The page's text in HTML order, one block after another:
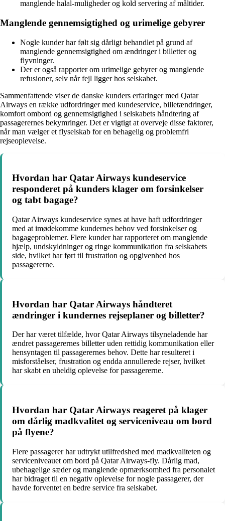
manglende halal-muligheder og kold servering af måltider.
Manglende gennemsigtighed og urimelige gebyrer
Nogle kunder har følt sig dårligt behandlet på grund af
manglende gennemsigtighed om ændringer i billetter og
flyvninger.
Der er også rapporter om urimelige gebyrer og manglende
refusioner, selv når fejl ligger hos selskabet.
Sammenfattende viser de danske kunders erfaringer med Qatar
Airways en række udfordringer med kundeservice, billetændringer,
komfort ombord og gennemsigtighed i selskabets håndtering af
passagerernes bekymringer. Det er vigtigt at overveje disse faktorer,
når man vælger et flyselskab for en behagelig og problemfri
rejseoplevelse.
Hvordan har Qatar Airways kundeservice
responderet på kunders klager om forsinkelser
og tabt bagage?
Qatar Airways kundeservice synes at have haft udfordringer
med at imødekomme kundernes behov ved forsinkelser og
bagageproblemer. Flere kunder har rapporteret om manglende
hjælp, undskyldninger og ringe kommunikation fra selskabets
side, hvilket har ført til frustration og opgivenhed hos
passagererne.
Hvordan har Qatar Airways håndteret
ændringer i kundernes rejseplaner og billetter?
Der har været tilfælde, hvor Qatar Airways tilsyneladende har
ændret passagerernes billetter uden rettidig kommunikation eller
hensyntagen til passagerernes behov. Dette har resulteret i
misforståelser, frustration og endda annullerede rejser, hvilket
har skabt en uheldig oplevelse for passagererne.
Hvordan har Qatar Airways reageret på klager
om dårlig madkvalitet og serviceniveau om bord
på flyene?
Flere passagerer har udtrykt utilfredshed med madkvaliteten og
serviceniveauet om bord på Qatar Airways-fly. Dårlig mad,
ubehagelige sæder og manglende opmærksomhed fra personalet
har bidraget til en negativ oplevelse for nogle passagerer, der
havde forventet en bedre service fra selskabet.